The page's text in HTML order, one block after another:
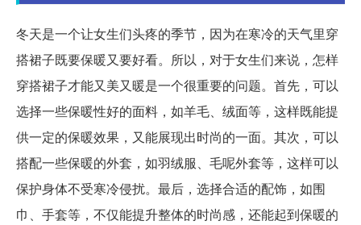
冬天是一个让女生们头疼的季节，因为在寒冷的天气里穿
搭裙子既要保暖又要好看。所以，对于女生们来说，怎样
穿搭裙子才能又美又暖是一个很重要的问题。首先，可以
选择一些保暖性好的面料，如羊毛、绒面等，这样既能提
供一定的保暖效果，又能展现出时尚的一面。其次，可以
搭配一些保暖的外套，如羽绒服、毛呢外套等，这样可以
保护身体不受寒冷侵扰。最后，选择合适的配饰，如围
巾、手套等，不仅能提升整体的时尚感，还能起到保暖的